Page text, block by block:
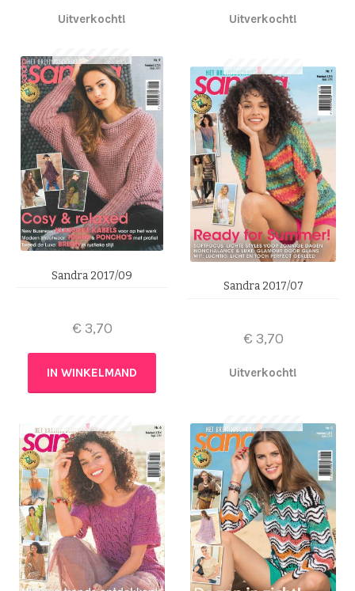
Uitverkocht! Uitverkocht!
Sandra 2017/09
€ 3,70
IN WINKELMAND
Sandra 2017/07
€ 3,70
Uitverkocht!